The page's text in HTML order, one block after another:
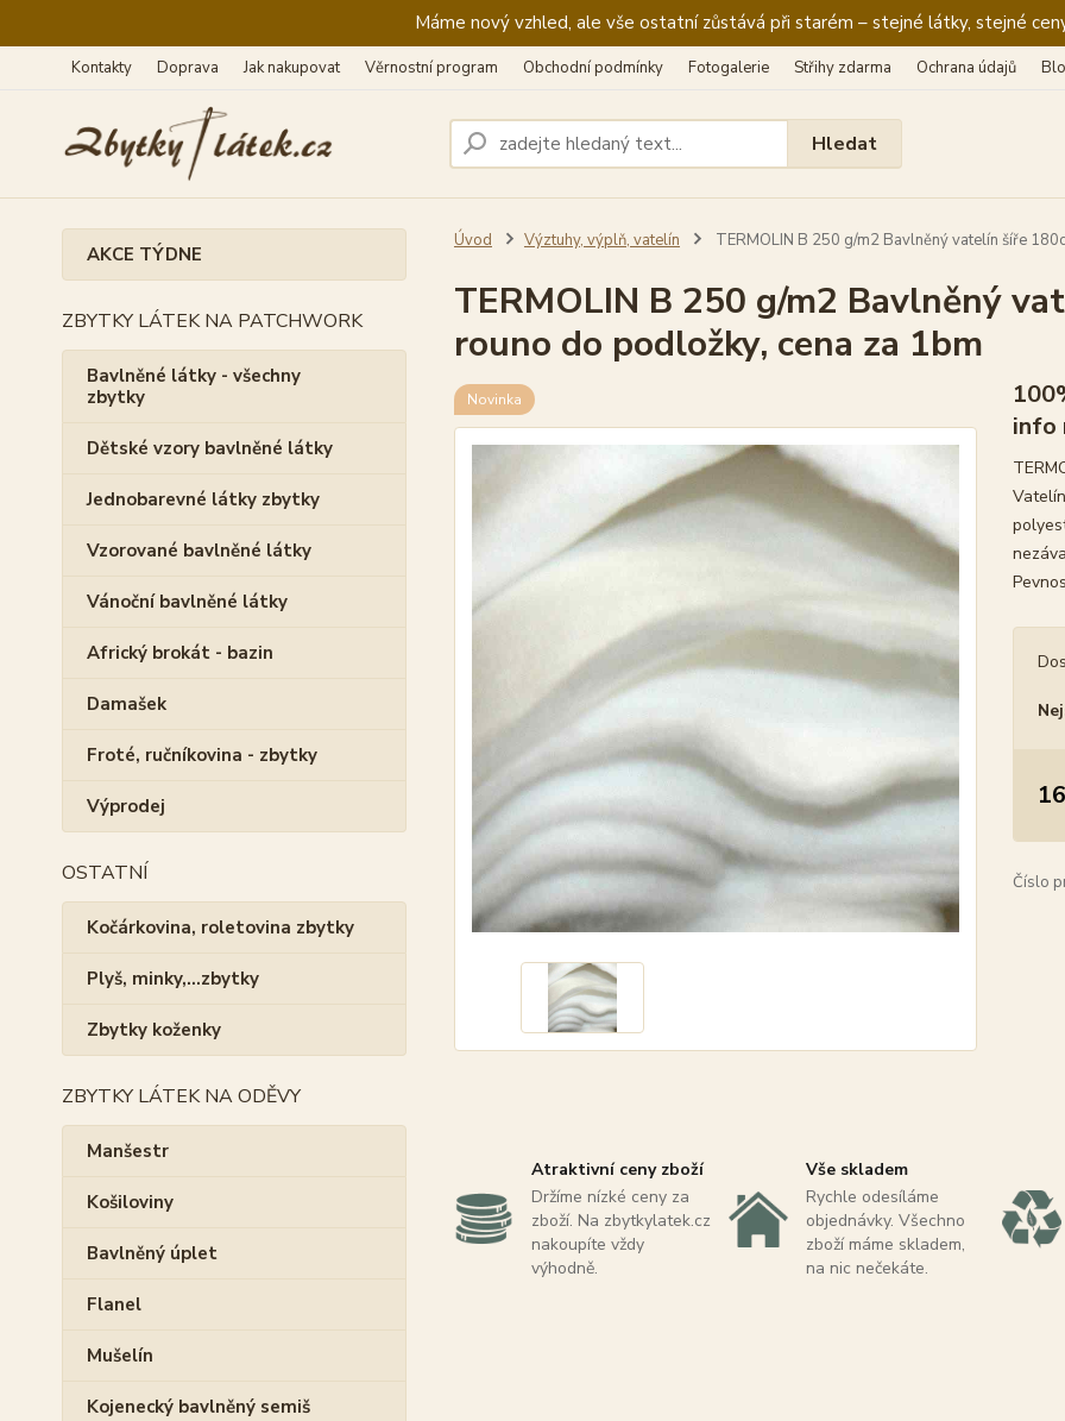
Máme nový vzhled, ale vše ostatní zůstává při starém – stejné látky, stejné
Kontakty Doprava Jak nakupovat Věrnostní program Obchodní podmínky Fotogalerie Střihy zdarma Ochrana údajů
Hledat
AKCE TÝDNE
ZBYTKY LÁTEK NA PATCHWORK
Bavlněné látky - všechny
zbytky
Dětské vzory bavlněné látky
Jednobarevné látky zbytky
Vzorované bavlněné látky
Vánoční bavlněné látky
Africký brokát - bazin
Damašek
Froté, ručníkovina - zbytky
Výprodej
OSTATNÍ
Kočárkovina, roletovina zbytky
Plyš, minky,...zbytky
Zbytky koženky
ZBYTKY LÁTEK NA ODĚVY
Manšestr
Košiloviny
Bavlněný úplet
Flanel
Mušelín
Kojenecký bavlněný semiš
Úvod Výztuhy, výplň, vatelín TERMOLIN B 250 g/m2 Bavlněný vatelín šíře
TERMOLIN B 250 g/m2 Bavlněný
rouno do podložky, cena za 1bm
Novinka
info
Číslo
Atraktivní ceny zboží
Držíme nízké ceny za
zboží. Na zbytkylatek.cz
nakoupíte vždy
výhodně.
Vše skladem
Rychle odesíláme
objednávky. Všechno
zboží máme skladem,
na nic nečekáte.